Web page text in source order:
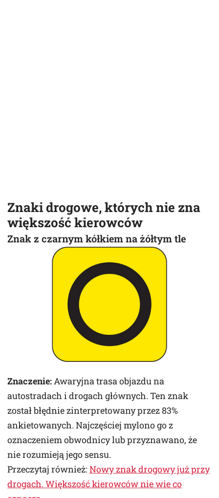
Znaki drogowe, których nie zna
większość kierowców
Znak z czarnym kółkiem na żółtym tle
Znaczenie:Awaryjna trasa objazdu na
autostradach i drogach głównych. Ten znak
został błędnie zinterpretowany przez 83%
ankietowanych. Najczęściej mylono go z
oznaczeniem obwodnicy lub przyznawano, że
nie rozumieją jego sensu.
Przeczytaj również: Nowy znak drogowy już przy
drogach. Większość kierowców nie wie co